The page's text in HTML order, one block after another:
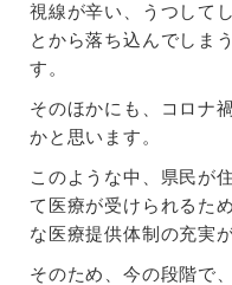
視線が辛い、うつして
とから落ち込んでしま
す。
そのほかにも、コロナ
かと思います。
このような中、県民が
て医療が受けられるた
な医療提供体制の充実
そのため、今の段階で